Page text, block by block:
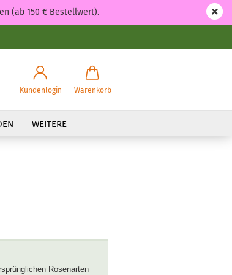
Kundenlogin Warenkorb
(ab 150 € Bestellwert).
WEITERE
Rosenarten